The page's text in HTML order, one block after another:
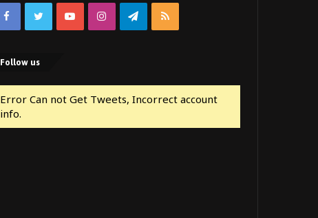
FacebookTwitterYouTubeInstagramTelegram
RSS
Follow us
Error Can not Get Tweets, Incorrect account
info.